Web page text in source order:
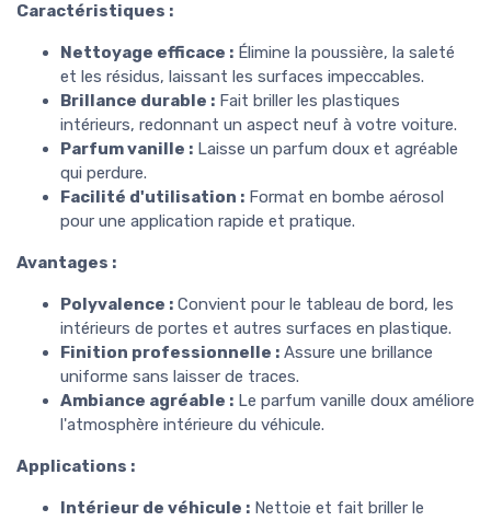
Caractéristiques :
Nettoyage efficace : Élimine la poussière, la saleté
et les résidus, laissant les surfaces impeccables.
Brillance durable : Fait briller les plastiques
intérieurs, redonnant un aspect neuf à votre voiture.
Parfum vanille : Laisse un parfum doux et agréable
qui perdure.
Facilité d'utilisation : Format en bombe aérosol
pour une application rapide et pratique.
Avantages :
Polyvalence : Convient pour le tableau de bord, les
intérieurs de portes et autres surfaces en plastique.
Finition professionnelle : Assure une brillance
uniforme sans laisser de traces.
Ambiance agréable : Le parfum vanille doux améliore
l'atmosphère intérieure du véhicule.
Applications :
Intérieur de véhicule : Nettoie et fait briller le